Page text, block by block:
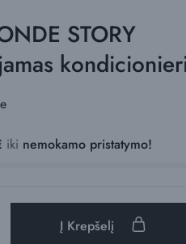
STORY
iki nemokamo pristatymo!
Į Krepšelį